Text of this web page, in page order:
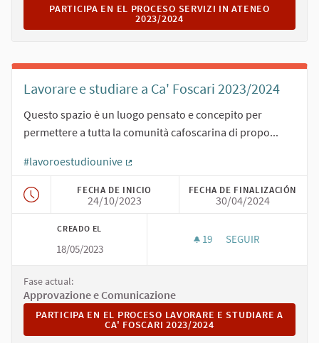
PARTICIPA EN EL PROCESO SERVIZI IN ATENEO 2023/
PARTICIPA EN EL PROCESO SERVIZI IN ATENEO
2023/2024
Lavorare e studiare a Ca' Foscari 2023/2024
Questo spazio è un luogo pensato e concepito per
permettere a tutta la comunità cafoscarina di propo...
#lavoroestudiounive
FECHA DE INICIO
24/10/2023
FECHA DE FINALIZACIÓN
30/04/2024
CREADO EL
18/05/2023
19 19 SEGUIDORAS
SEGUIR
Fase actual:
Approvazione e Comunicazione
PARTICIPA EN EL PROCESO LAVORARE E STUDIARE A CA'
PARTICIPA EN EL PROCESO LAVORARE E STUDIARE A
CA' FOSCARI 2023/2024